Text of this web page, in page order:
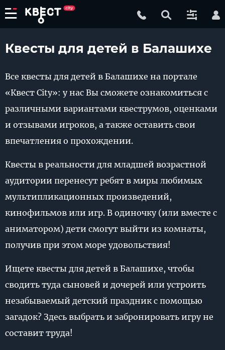
Квесты для детей в Балашихе
Все квесты для детей в Балашихе на портале
«Квест City»: у нас Вы сможете ознакомиться с
различными вариантами квеструмов, оценками
и отзывами игроков, а также оставить свои
впечатления о прохождении.
Квесты в реальности для младшей возрастной
аудитории перенесут ребят в миры любимых
мультипликационных произведений,
кинофильмов или игр. В одиночку (или вместе с
аниматором) дети смогут выйти из комнаты,
получив при этом море удовольствия!
Ищете квесты для детей в Балашихе, чтобы
сводить туда сыновей и дочерей или устроить
незабываемый детский праздник с помощью
загадок? Здесь выбрать и забронировать игру не
составит труда!